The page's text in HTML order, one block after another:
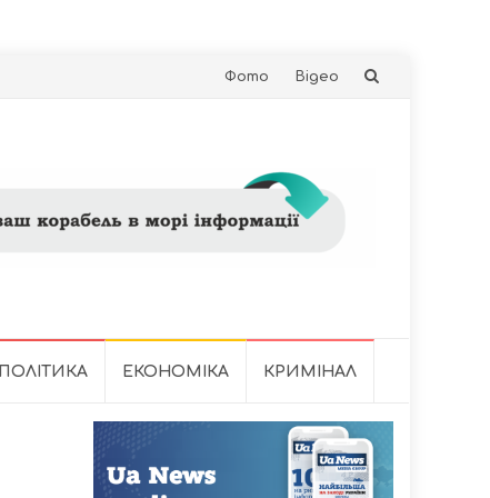
Skip
Фото Відео
ПОЛІТИКА ЕКОНОМІКА КРИМІНАЛ